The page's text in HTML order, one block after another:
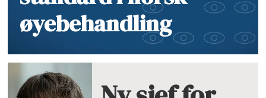
øyebehandling